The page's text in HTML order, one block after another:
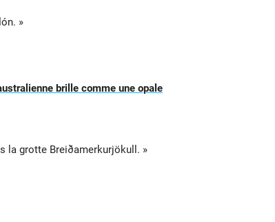
»
brille comme une opale
la grotte Breiðamerkurjökull. »